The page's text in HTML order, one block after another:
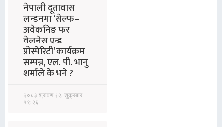
नेपाली दूतावास
लन्डनमा ‘सेल्फ–
अवेकनिङ फर
वेलनेस एन्ड
प्रोस्पेरिटी’ कार्यक्रम
सम्पन्न, एल. पी. भानु
शर्माले के भने ?
२०८३ श्रावण २२, शुक्रबार
१९:२६